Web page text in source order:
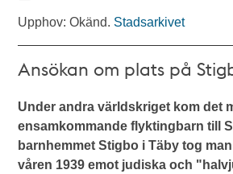
Upphov: Okänd. Stadsarkivet
Ansökan om plats på
Under andra världskriget kom det
ensamkommande flyktingbarn till
barnhemmet Stigbo i Täby tog
våren 1939 emot judiska och